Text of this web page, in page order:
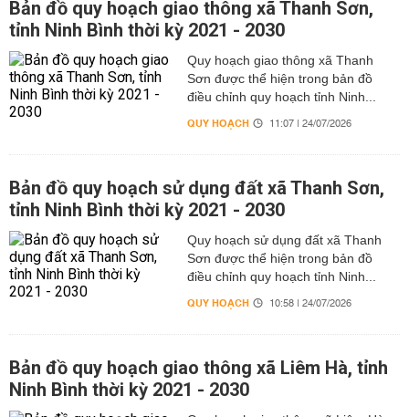
Bản đồ quy hoạch giao thông xã Thanh Sơn,
tỉnh Ninh Bình thời kỳ 2021 - 2030
Quy hoạch giao thông xã Thanh
Sơn được thể hiện trong bản đồ
điều chỉnh quy hoạch tỉnh Ninh...
QUY HOẠCH 11:07 | 24/07/2026
Bản đồ quy hoạch sử dụng đất xã Thanh Sơn,
tỉnh Ninh Bình thời kỳ 2021 - 2030
Quy hoạch sử dụng đất xã Thanh
Sơn được thể hiện trong bản đồ
điều chỉnh quy hoạch tỉnh Ninh...
QUY HOẠCH 10:58 | 24/07/2026
Bản đồ quy hoạch giao thông xã Liêm Hà, tỉnh
Ninh Bình thời kỳ 2021 - 2030